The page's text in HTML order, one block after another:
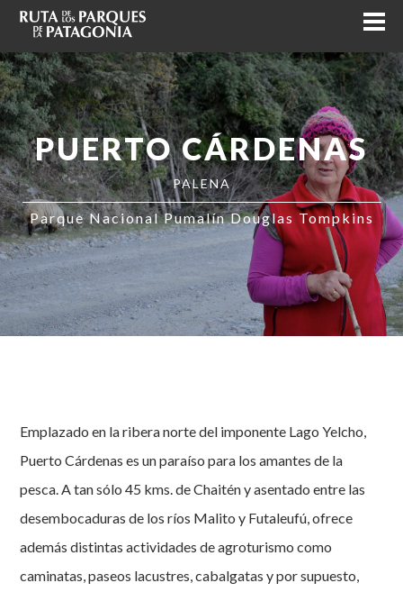
PUERTO CÁRDENAS
PALENA
Parque Nacional Pumalín Douglas Tompkins
Emplazado en la ribera norte del imponente Lago Yelcho,
Puerto Cárdenas es un paraíso para los amantes de la
pesca. A tan sólo 45 kms. de Chaitén y asentado entre las
desembocaduras de los ríos Malito y Futaleufú, ofrece
además distintas actividades de agroturismo como
caminatas, paseos lacustres, cabalgatas y por supuesto,